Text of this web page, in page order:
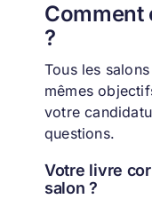
Comment
?
Tous les
mêmes
votre
questions.
Votre livre
salon ?